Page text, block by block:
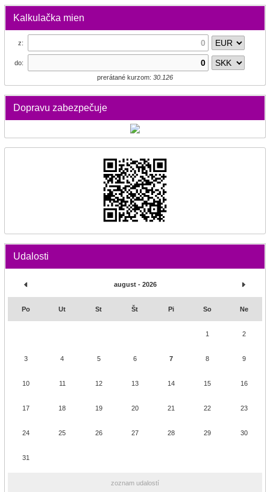
Kalkulačka mien
z:
do:
prerátané kurzom: 30.126
Dopravu zabezpečuje
Udalosti
august - 2026
Po Ut St Št Pi So Ne
1 2
3 4 5 6 7 8 9
10 11 12 13 14 15 16
17 18 19 20 21 22 23
24 25 26 27 28 29 30
31
zoznam udalostí